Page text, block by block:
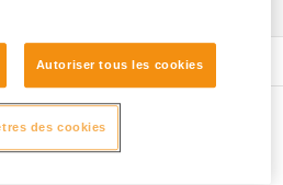
Autoriser tous les cookies
des cookies